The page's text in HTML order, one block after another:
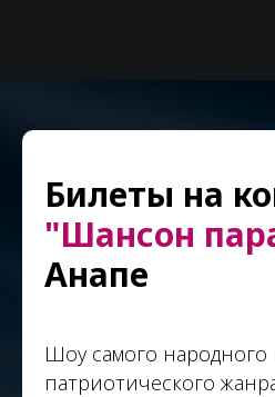
Билеты на
"Шансон
Анапе
Шоу самого народного
патриотического